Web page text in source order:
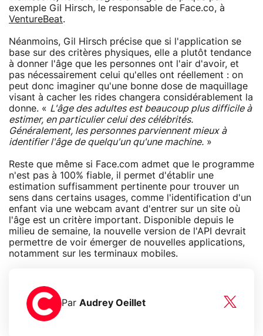
exemple Gil Hirsch, le responsable de Face.co, à
VentureBeat.
Néanmoins, Gil Hirsch précise que si l'application se
base sur des critères physiques, elle a plutôt tendance
à donner l'âge que les personnes ont l'air d'avoir, et
pas nécessairement celui qu'elles ont réellement : on
peut donc imaginer qu'une bonne dose de maquillage
visant à cacher les rides changera considérablement la
donne. « L'âge des adultes est beaucoup plus difficile à
estimer, en particulier celui des célébrités.
Généralement, les personnes parviennent mieux à
identifier l'âge de quelqu'un qu'une machine. »
Reste que même si Face.com admet que le programme
n'est pas à 100% fiable, il permet d'établir une
estimation suffisamment pertinente pour trouver un
sens dans certains usages, comme l'identification d'un
enfant via une webcam avant d'entrer sur un site où
l'âge est un critère important. Disponible depuis le
milieu de semaine, la nouvelle version de l'API devrait
permettre de voir émerger de nouvelles applications,
notamment sur les terminaux mobiles.
Par Audrey Oeillet